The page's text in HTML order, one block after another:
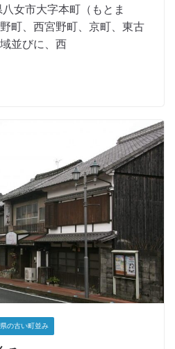
女市大字本町（もとま
町、西宮野町、京町、東古
並びに、西
の古い町並み